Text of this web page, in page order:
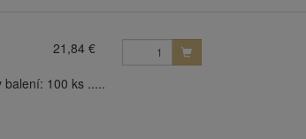
21,84 €
balení: 100 ks .....